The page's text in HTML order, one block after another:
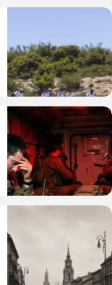
וידאו
דעות